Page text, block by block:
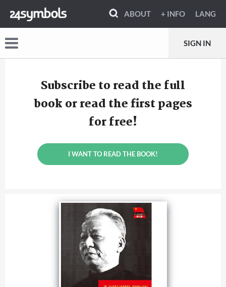
ABOUT + INFO LANG
SIGN IN
Subscribe to read the full
book or read the first pages
for free!
I WANT TO READ THE BOOK!